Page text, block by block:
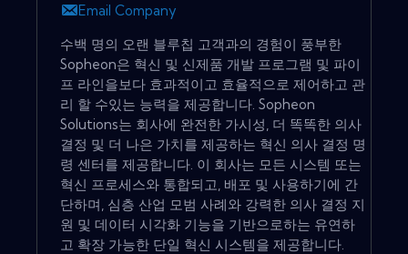
Email Company
수백 명의 오랜 블루칩 고객과의 경험이 풍부한
Sopheon은 혁신 및 신제품 개발 프로그램 및 파이
프 라인을보다 효과적이고 효율적으로 제어하고 관
리 할 수있는 능력을 제공합니다. Sopheon
Solutions는 회사에 완전한 가시성, 더 똑똑한 의사
결정 및 더 나은 가치를 제공하는 혁신 의사 결정 명
령 센터를 제공합니다. 이 회사는 모든 시스템 또는
혁신 프로세스와 통합되고, 배포 및 사용하기에 간
단하며, 심층 산업 모범 사례와 강력한 의사 결정 지
원 및 데이터 시각화 기능을 기반으로하는 유연하
고 확장 가능한 단일 혁신 시스템을 제공합니다.